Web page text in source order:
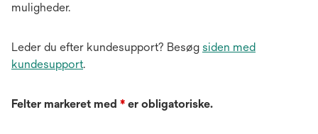
muligheder.
Leder du efter kundesupport? Besøg siden med
kundesupport.
Felter markeret med * er obligatoriske.